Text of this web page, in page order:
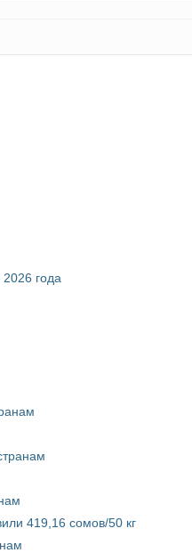
года
419,16 сомов/50 кг